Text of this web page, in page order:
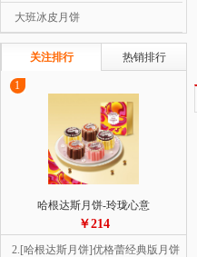
大班冰皮月饼
关注排行 热销排行
1
哈根达斯月饼-玲珑心意
￥214
2.[哈根达斯月饼]优格蕾经典版月饼